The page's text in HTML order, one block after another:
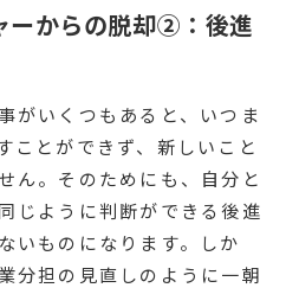
ーからの脱却②：後進
がいくつもあると、いつま
ことができず、新しいこと
ん。そのためにも、自分と
じように判断ができる後進
いものになります。しか
分担の見直しのように一朝